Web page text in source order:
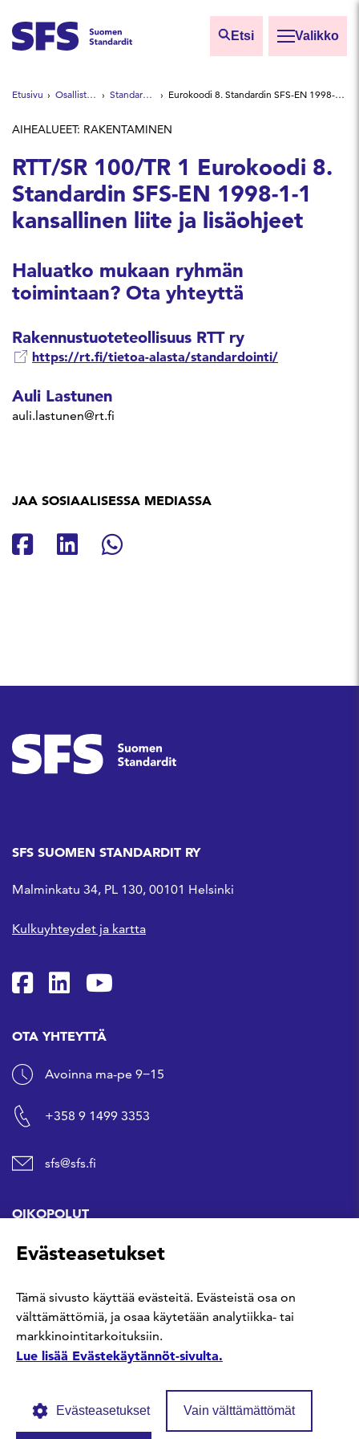
Etsi Valikko
Etsi sivuilta
Hae hakutermillä
Etusivu Osallistu ja vaikuta Standardointiryhmät Eurokoodi 8. Standardin SFS-EN 1998-1-1 kansallinen liite ja lisäohjeet
AIHEALUEET: RAKENTAMINEN
RTT/SR 100/TR 1 Eurokoodi 8.
Standardin SFS-EN 1998-1-1
kansallinen liite ja lisäohjeet
Haluatko mukaan ryhmän
toimintaan? Ota yhteyttä
Rakennustuoteteollisuus RTT ry
https://rt.fi/tietoa-alasta/standardointi/
Auli Lastunen
auli.lastunen@rt.fi
JAA SOSIAALISESSA MEDIASSA
Jaa Facebookissa
Jaa Linkedinissä
Jaa Whatsappissa
SFS SUOMEN STANDARDIT RY
Malminkatu 34, PL 130, 00101 Helsinki
Kulkuyhteydet ja kartta
SFS Facebookissa
SFS Linkedinissä
SFS Youtubessa
OTA YHTEYTTÄ
Avoinna ma-pe 9−15
+358 9 1499 3353
sfs@sfs.fi
OIKOPOLUT
Hanki standardi
Kommentoi tekeillä olevia standardeja
Evästeasetukset
Tämä sivusto käyttää evästeitä. Evästeistä osa on
välttämättömiä, ja osaa käytetään analytiikka- tai
markkinointitarkoituksiin.
Lue lisää Evästekäytännöt-sivulta.
Evästeasetukset Vain välttämättömät